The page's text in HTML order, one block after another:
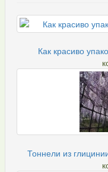
Как красиво
Тоннели из